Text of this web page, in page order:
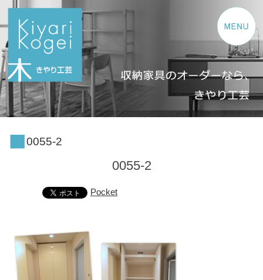
コンテンツへスキップ
0055-2
0055-2
Pocket